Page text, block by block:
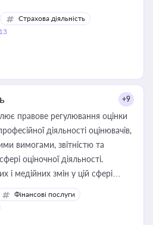
Страхова діяльність
+9
правове регулювання оцінки
діяльності оцінювачів,
вимогами, звітністю та
оціночної діяльності.
і медійних змін у цій сфері
керівника, юриста або
приватизації, оренди
угод і перевірки
Фінансові послуги